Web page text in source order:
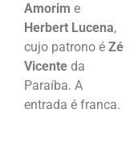
Amorim e
Herbert Lucena,
cujo patrono é Zé
Vicente da
Paraíba. A
entrada é franca.